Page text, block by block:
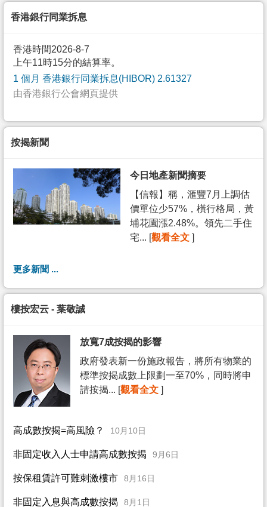
香港銀行同業拆息
香港時間2026-8-7
上午11時15分的結算率。
1 個月 香港銀行同業拆息(HIBOR) 2.61327
由香港銀行公會網頁提供
按揭新聞
今日地產新聞摘要
【信報】稱，滙豐7月上調估
價單位少57%，橫行格局，黃
埔花園漲2.48%。領先二手住
宅... [觀看全文 ]
更多新聞 ...
樓按宏云 - 葉敬誠
放寬7成按揭的影響
政府發表新一份施政報告，將所有物業的
標準按揭成數上限劃一至70%，同時將申
請按揭... [觀看全文 ]
高成數按揭=高風險？ 10月10日
非固定收入人士申請高成數按揭 9月6日
按保租賃許可難刺激樓市 8月16日
非固定入息與高成數按揭 8月1日